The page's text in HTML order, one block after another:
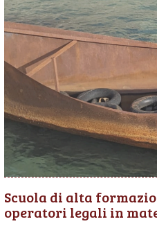
Scuola di alta
operatori legali in